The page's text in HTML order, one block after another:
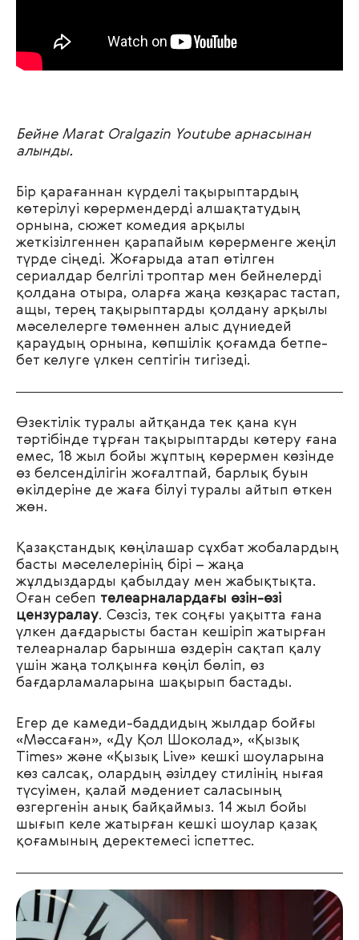
Бейне Marat Oralgazin Youtube арнасынан
алынды.
Бір қарағаннан күрделі тақырыптардың
көтерілуі көрермендерді алшақтатудың
орнына, сюжет комедия арқылы
жеткізілгеннен қарапайым көрерменге жеңіл
түрде сіңеді. Жоғарыда атап өтілген
сериалдар белгілі троптар мен бейнелерді
қолдана отыра, оларға жаңа көзқарас тастап,
ащы, терең тақырыптарды қолдану арқылы
мәселелерге төменнен алыс дүниедей
қараудың орнына, көпшілік қоғамда бетпе-
бет келуге үлкен септігін тигізеді.
Өзектілік туралы айтқанда тек қана күн
тәртібінде тұрған тақырыптарды көтеру ғана
емес, 18 жыл бойы жұптың көрермен көзінде
өз белсенділігін жоғалтпай, барлық буын
өкілдеріне де жаға білуі туралы айтып өткен
жөн.
Қазақстандық көңілашар сұхбат жобалардың
басты мәселелерінің бірі – жаңа
жұлдыздарды қабылдау мен жабықтықта.
Оған себеп телеарналардағы өзін-өзі
цензуралау. Сөзсіз, тек соңғы уақытта ғана
үлкен дағдарысты бастан кешіріп жатырған
телеарналар барынша өздерін сақтап қалу
үшін жаңа толқынға көңіл бөліп, өз
бағдарламаларына шақырып бастады.
Егер де камеди-баддидың жылдар бойғы
«Мәссаған», «Ду Қол Шоколад», «Қызық
Times» және «Қызық Live» кешкі шоуларына
көз салсақ, олардың әзілдеу стилінің нығая
түсуімен, қалай мәдениет саласының
өзгергенін анық байқаймыз. 14 жыл бойы
шығып келе жатырған кешкі шоулар қазақ
қоғамының деректемесі іспеттес.